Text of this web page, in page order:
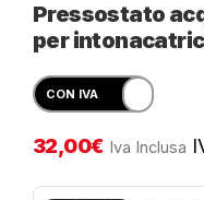
Pressostato
per
32,00€ Iva Inclusa